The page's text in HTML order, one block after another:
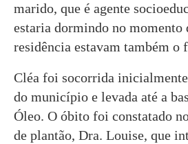
marido, que é agente
estaria dormindo no momento
residência estavam também o
Cléa foi socorrida
do município e levada até a
Óleo. O óbito foi constatado
de plantão, Dra. Louise, que